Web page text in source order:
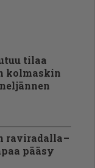
tilaa
kolmaskin
raviradalla –
pääsy